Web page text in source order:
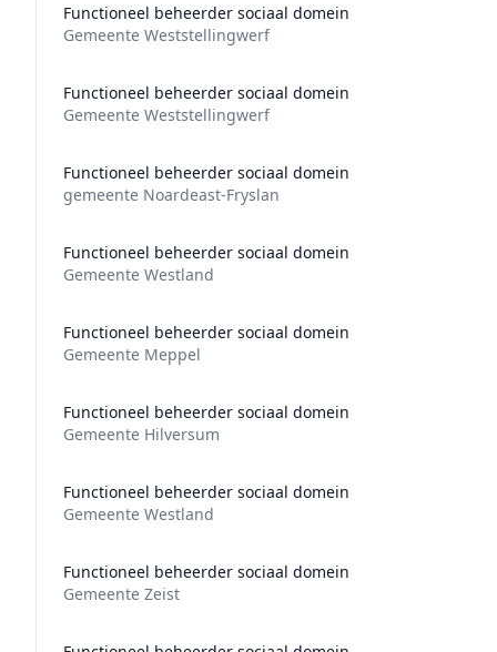
Functioneel beheerder sociaal domein
Gemeente Weststellingwerf
Functioneel beheerder sociaal domein
Gemeente Weststellingwerf
Functioneel beheerder sociaal domein
gemeente Noardeast-Fryslan
Functioneel beheerder sociaal domein
Gemeente Westland
Functioneel beheerder sociaal domein
Gemeente Meppel
Functioneel beheerder sociaal domein
Gemeente Hilversum
Functioneel beheerder sociaal domein
Gemeente Westland
Functioneel beheerder sociaal domein
Gemeente Zeist